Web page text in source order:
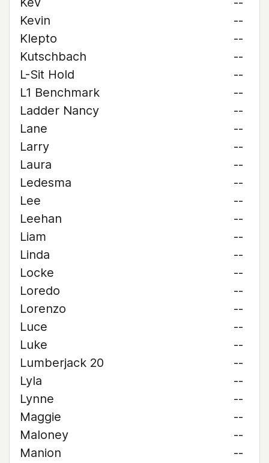
Kevin
--
Klepto
--
Kutschbach
--
L-Sit Hold
--
L1 Benchmark
--
Ladder Nancy
--
Lane
--
Larry
--
Laura
--
Ledesma
--
Lee
--
Leehan
--
Liam
--
Linda
--
Locke
--
Loredo
--
Lorenzo
--
Luce
--
Luke
--
Lumberjack 20
--
Lyla
--
Lynne
--
Maggie
--
Maloney
--
Manion
--